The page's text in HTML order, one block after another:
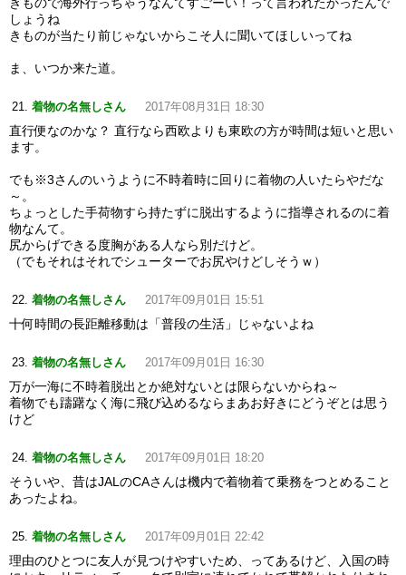
しょうね
きものが当たり前じゃないからこそ人に聞いてほしいってね
ま、いつか来た道。
着物の名無しさん 2017年08月31日 18:30
直行便なのかな？ 直行なら西欧よりも東欧の方が時間は短いと思い
ます。
でも※3さんのいうように不時着時に回りに着物の人いたらやだな
～。
ちょっとした手荷物すら持たずに脱出するように指導されるのに着
物なんて。
尻からげできる度胸がある人なら別だけど。
（でもそれはそれでシューターでお尻やけどしそうｗ）
着物の名無しさん 2017年09月01日 15:51
十何時間の長距離移動は「普段の生活」じゃないよね
着物の名無しさん 2017年09月01日 16:30
万が一海に不時着脱出とか絶対ないとは限らないからね～
着物でも躊躇なく海に飛び込めるならまあお好きにどうぞとは思う
けど
着物の名無しさん 2017年09月01日 18:20
そういや、昔はJALのCAさんは機内で着物着て乗務をつとめること
あったよね。
着物の名無しさん 2017年09月01日 22:42
理由のひとつに友人が見つけやすいため、ってあるけど、入国の時